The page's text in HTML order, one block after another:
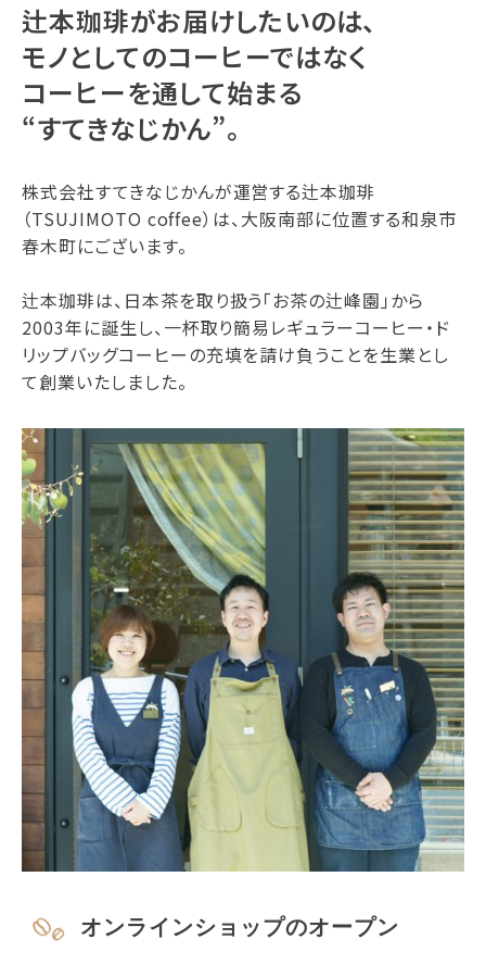
辻本珈琲がお届けしたいのは、
モノとしてのコーヒーではなく
コーヒーを通して始まる
“すてきなじかん”。
株式会社すてきなじかんが運営する辻本珈琲
（TSUJIMOTO coffee）は、大阪南部に位置する和泉市
春木町にございます。
辻本珈琲は、日本茶を取り扱う「お茶の辻峰園」から
2003年に誕生し、一杯取り簡易レギュラーコーヒー・ド
リップバッグコーヒーの充填を請け負うことを生業とし
て創業いたしました。
オンラインショップのオープン